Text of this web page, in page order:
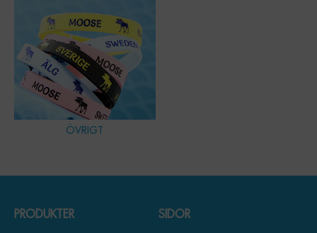
ÖVRIGT
PRODUKTER SIDOR